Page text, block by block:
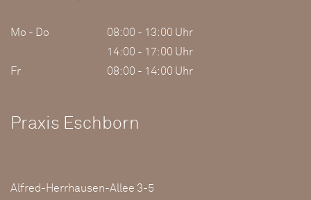
Mo - Do
08:00 - 13:00 Uhr
14:00 - 17:00 Uhr
Fr
08:00 - 14:00 Uhr
Praxis Eschborn
Alfred-Herrhausen-Allee 3-5